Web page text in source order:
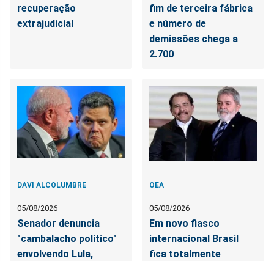
recuperação
extrajudicial
fim de terceira fábrica
e número de
demissões chega a
2.700
DAVI ALCOLUMBRE
05/08/2026
Senador denuncia
"cambalacho político"
envolvendo Lula,
OEA
05/08/2026
Em novo fiasco
internacional Brasil
fica totalmente